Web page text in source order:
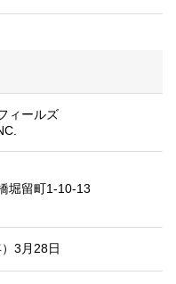
ィールズ
堀留町1-10-13
3月28日